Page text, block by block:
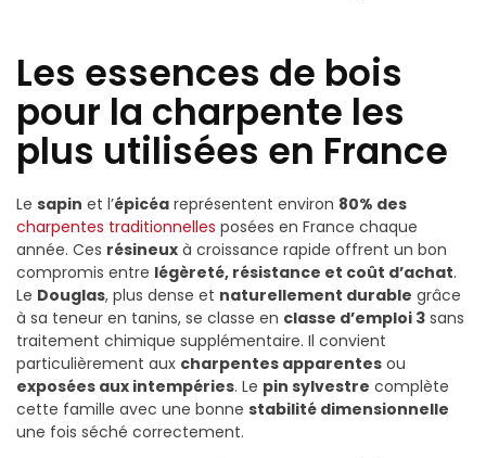
Les essences de bois
pour la charpente les
plus utilisées en France
Le sapin et l’épicéa représentent environ 80% des
charpentes traditionnelles posées en France chaque
année. Ces résineux à croissance rapide offrent un bon
compromis entre légèreté, résistance et coût d’achat.
Le Douglas, plus dense et naturellement durable grâce
à sa teneur en tanins, se classe en classe d’emploi 3 sans
traitement chimique supplémentaire. Il convient
particulièrement aux charpentes apparentes ou
exposées aux intempéries. Le pin sylvestre complète
cette famille avec une bonne stabilité dimensionnelle
une fois séché correctement.